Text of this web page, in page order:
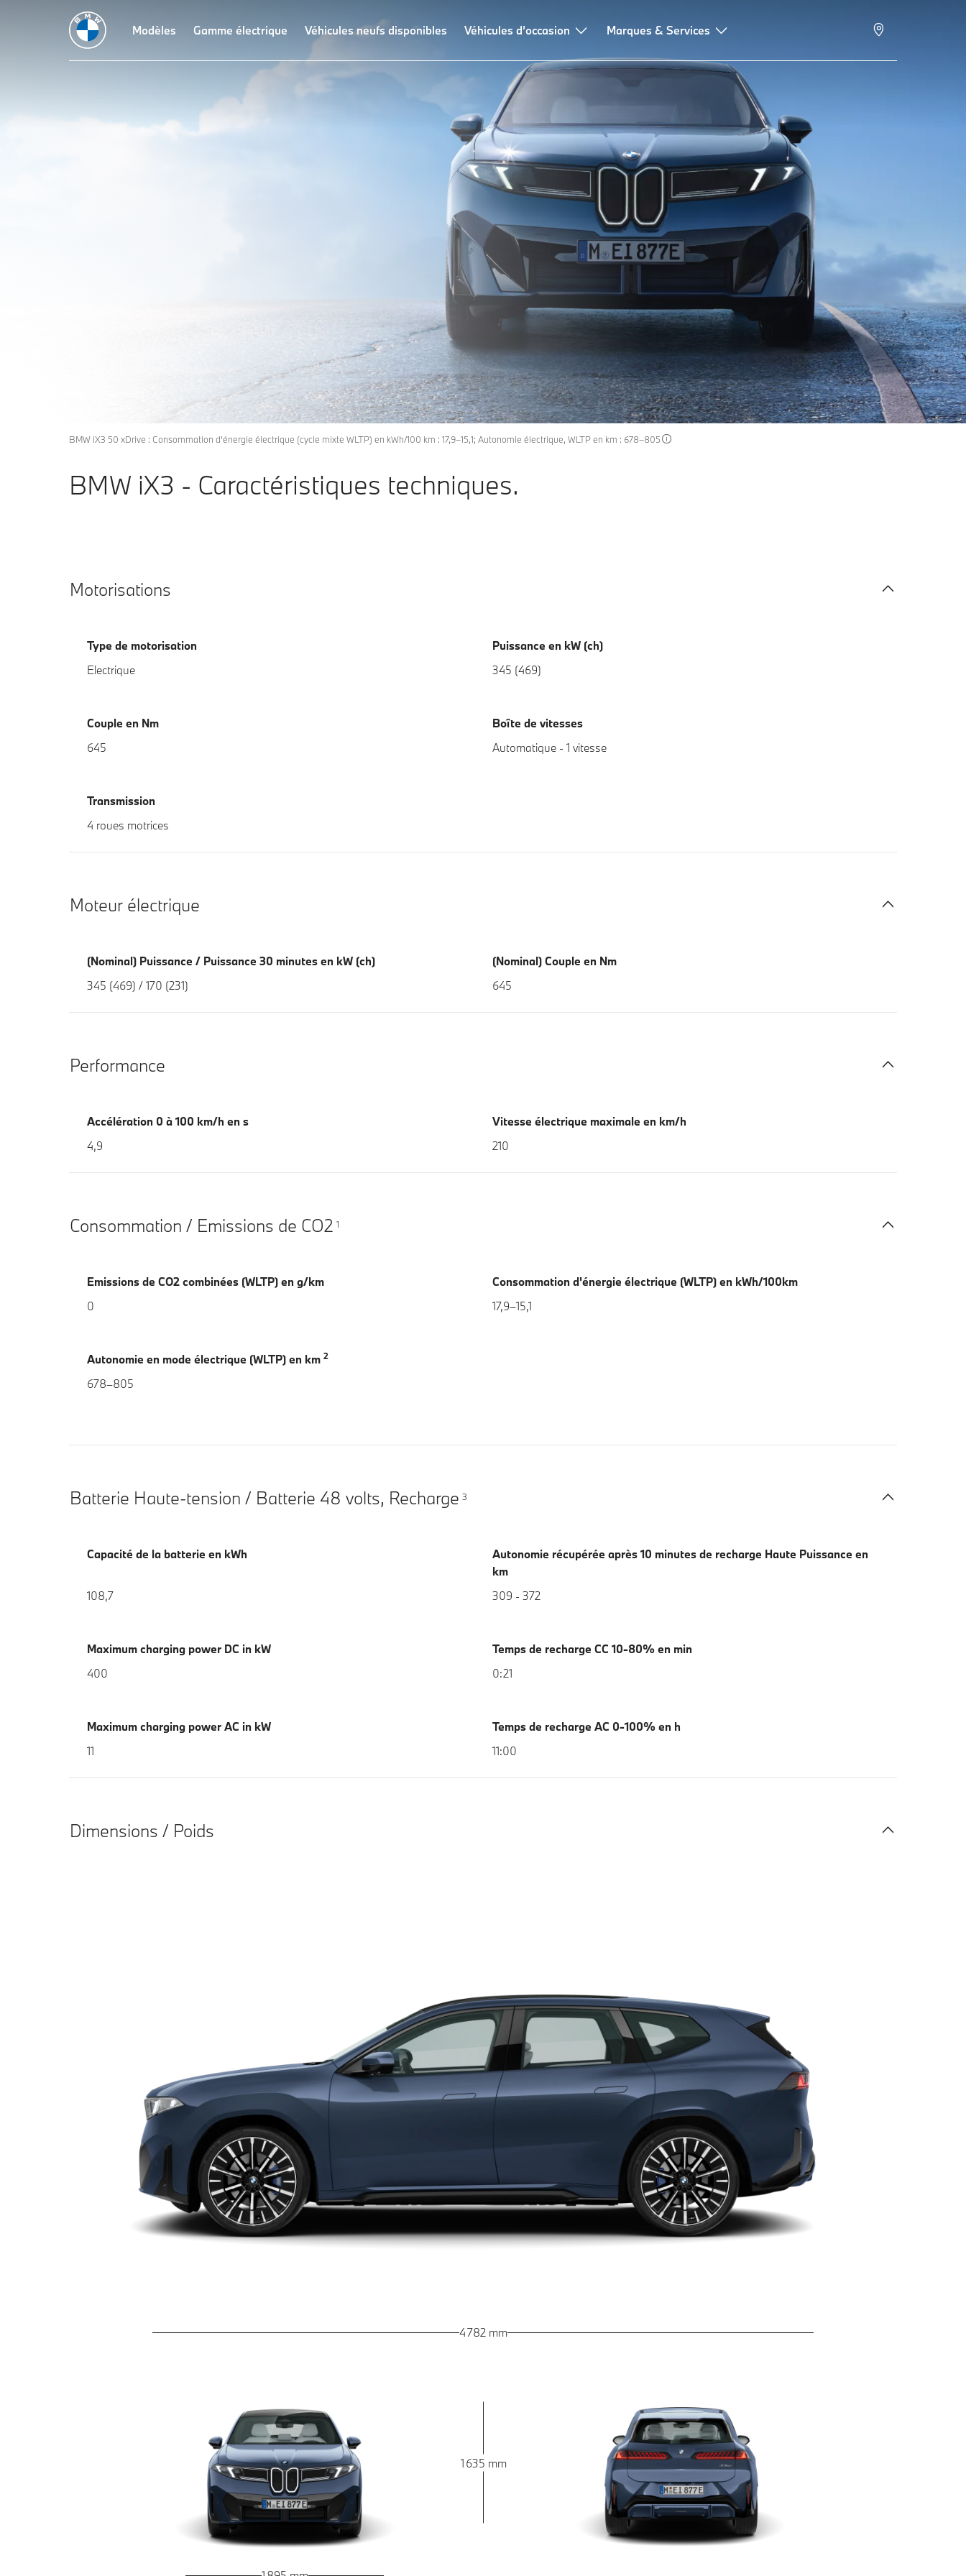
Modèles Gamme électrique Véhicules neufs disponibles Véhicules d’occasion Marques & Services
D
G
iX3
BMW iX3 50 xDrive : Consommation d’énergie électrique (cycle mixte WLTP) en kWh/100 km : 17,9–15,1; Autonomie électrique, WLTP en km : 678–805
BMW iX3 - Caractéristiques techniques.
Motorisations
Type de motorisation
Electrique
Puissance en kW (ch)
345 (469)
Couple en Nm
645
Boîte de vitesses
Automatique - 1 vitesse
Transmission
4 roues motrices
Moteur électrique
(Nominal) Puissance / Puissance 30 minutes en kW (ch)
345 (469) / 170 (231)
(Nominal) Couple en Nm
645
Performance
Accélération 0 à 100 km/h en s
4,9
Vitesse électrique maximale en km/h
210
Consommation / Emissions de CO2 1
Emissions de CO2 combinées (WLTP) en g/km
0
Consommation d'énergie électrique (WLTP) en kWh/100km
17,9–15,1
Autonomie en mode électrique (WLTP) en km 2
678–805
Batterie Haute-tension / Batterie 48 volts, Recharge 3
Capacité de la batterie en kWh
108,7
Autonomie récupérée après 10 minutes de recharge Haute Puissance en
km
309 - 372
Maximum charging power DC in kW
400
Temps de recharge CC 10-80% en min
0:21
Maximum charging power AC in kW
11
Temps de recharge AC 0-100% en h
11:00
Dimensions / Poids
4 782 mm
1 635 mm